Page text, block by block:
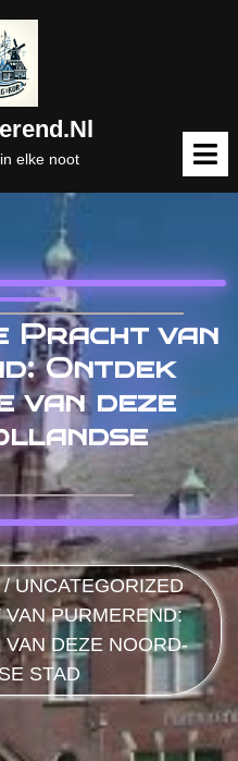
elke noot
Pracht van
Ontdek
van deze
/UNCATEGORIZED
PURMEREND:
DEZE NOORD-
STAD